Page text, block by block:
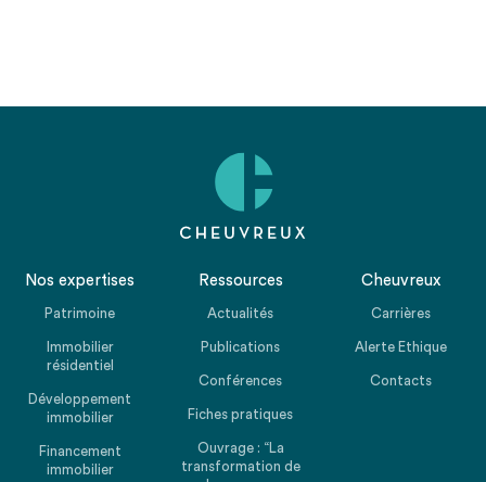
Nos expertises
Patrimoine
Immobilier
résidentiel
Développement
immobilier
Financement
immobilier
Ressources
Actualités
Publications
Conférences
Fiches pratiques
Ouvrage : “La
transformation de
Cheuvreux
Carrières
Alerte Ethique
Contacts